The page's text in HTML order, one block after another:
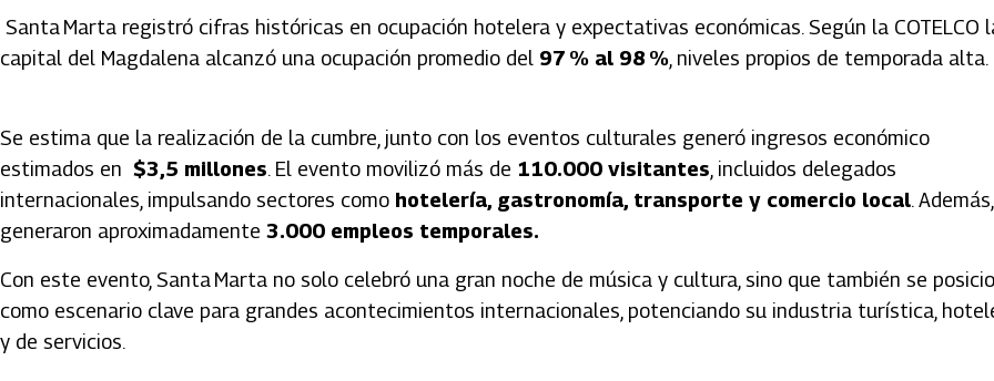
Santa Marta registró cifras históricas en ocupación hotelera y expectativas económicas. Según la COTELCO
capital del Magdalena alcanzó una ocupación promedio del 97 % al 98 % , niveles propios de temporada alta.
Se estima que la realización de la cumbre, junto con los eventos culturales generó ingresos económico
estimados en $3,5 millones. El evento movilizó más de 110.000 visitantes , incluidos delegados
internacionales, impulsando sectores como hotelería, gastronomía, transporte y comercio local.
generaron aproximadamente 3.000 empleos temporales.
Con este evento, Santa Marta no solo celebró una gran noche de música y cultura, sino que también se
como escenario clave para grandes acontecimientos internacionales, potenciando su industria turística,
y de servicios.